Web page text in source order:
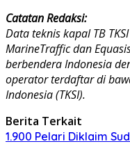
Catatan Redaksi:
Data teknis kapal TB
MarineTraffic dan
berbendera Indonesia
operator terdaftar di
Indonesia (TKSI).
Berita Terkait
1.900 Pelari Diklaim